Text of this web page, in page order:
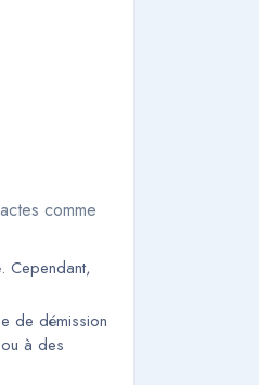
comme
Cependant,
de démission
à des